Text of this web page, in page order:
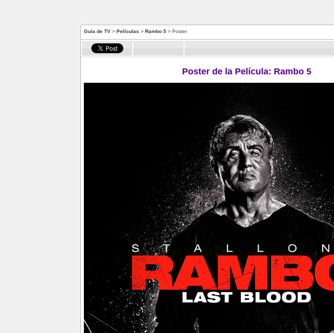
Guía de TV > Películas > Rambo 5 > Poster
Poster de la Película: Rambo 5